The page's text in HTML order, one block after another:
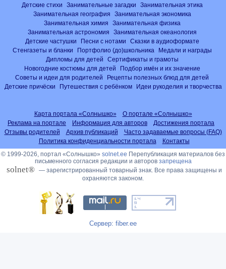
Детские стихи
Занимательные загадки
Занимательная этика
Занимательная география
Занимательная экономика
Занимательная химия
Занимательная физика
Занимательная астрономия
Занимательная океанология
Детские частушки
Песни с нотами
Сказки в аудиоформате
Стенгазеты и бланки
Портфолио (до)школьника
Медали и награды
Дипломы для детей
Сертификаты и грамоты
Новогодние костюмы для детей
Подбор имён и их значение
Советы и идеи для родителей
Рецепты полезных блюд для детей
Детские причёски
Путешествия с ребёнком Идеи рукоделия и творчества
Карта портала «Солнышко»
О портале «Солнышко»
Реклама на портале
Информация для авторов
Достижения портала
Отзывы родителей
Архив публикаций
Часто задаваемые вопросы (FAQ)
Политика конфиденциальности портала
Контакты
© 1999-2026, портал «Солнышко» solnet.ee Перепубликация материалов без
письменного согласия редакции и авторов запрещена
solnet® — зарегистрированный товарный знак. Все права защищены и
охраняются законом.
Сервер: fiber.ee